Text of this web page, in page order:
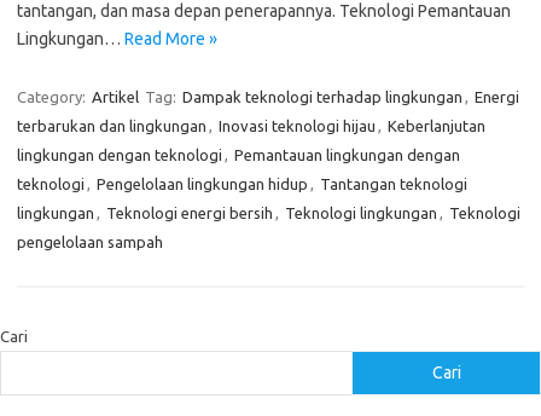
tantangan, dan masa depan penerapannya. Teknologi Pemantauan
Lingkungan… Read More »
Category: Artikel Tag: Dampak teknologi terhadap lingkungan , Energi
terbarukan dan lingkungan , Inovasi teknologi hijau , Keberlanjutan
lingkungan dengan teknologi , Pemantauan lingkungan dengan
teknologi , Pengelolaan lingkungan hidup , Tantangan teknologi
lingkungan , Teknologi energi bersih , Teknologi lingkungan , Teknologi
pengelolaan sampah
Cari
Cari